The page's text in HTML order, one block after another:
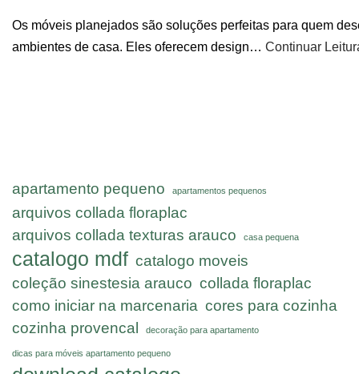
Os móveis planejados são soluções perfeitas para quem
ambientes de casa. Eles oferecem design… Continuar
apartamento pequeno apartamentos pequenos
arquivos collada floraplac
arquivos collada texturas arauco
casa pequena
catalogo mdf catalogo moveis
coleção sinestesia arauco collada floraplac
como iniciar na marcenaria cores para cozinha
cozinha provencal
decoração para apartamento
dicas para móveis apartamento pequeno